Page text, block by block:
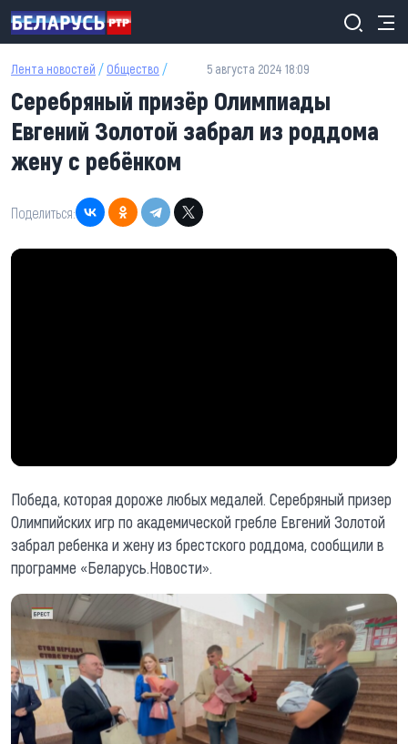
Перейти к основному содержанию
Лента новостей / Общество / 5 августа 2024 18:09
Серебряный призёр Олимпиады
Евгений Золотой забрал из роддома
жену с ребёнком
Поделиться:
Победа, которая дороже любых медалей. Серебряный призер
Олимпийских игр по академической гребле Евгений Золотой
забрал ребенка и жену из брестского роддома, сообщили в
программе «Беларусь.Новости».